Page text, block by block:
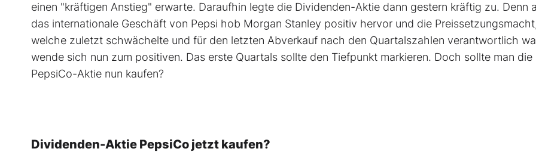
einen "kräftigen Anstieg" erwarte. Daraufhin legte die Dividenden-Aktie dann gestern kräftig zu. Denn
das internationale Geschäft von Pepsi hob Morgan Stanley positiv hervor und die
welche zuletzt schwächelte und für den letzten Abverkauf nach den Quartalszahlen verantwortlich
wende sich nun zum positiven. Das erste Quartals sollte den Tiefpunkt markieren. Doch sollte man die
PepsiCo-Aktie nun kaufen?
Dividenden-Aktie PepsiCo jetzt kaufen?